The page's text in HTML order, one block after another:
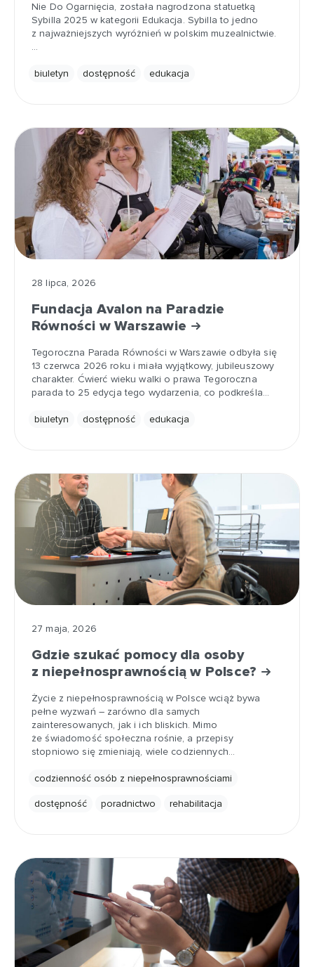
Nie Do Ogarnięcia, została nagrodzona statuetką
Sybilla 2025 w kategorii Edukacja. Sybilla to jedno
z najważniejszych wyróżnień w polskim muzealnictwie.
…
biuletyn dostępność edukacja
28 lipca, 2026
Fundacja Avalon na Paradzie
Równości w Warszawie
Tegoroczna Parada Równości w Warszawie odbyła się
13 czerwca 2026 roku i miała wyjątkowy, jubileuszowy
charakter. Ćwierć wieku walki o prawa Tegoroczna
parada to 25 edycja tego wydarzenia, co podkreśla…
biuletyn dostępność edukacja
27 maja, 2026
Gdzie szukać pomocy dla osoby
z niepełnosprawnością w Polsce?
Życie z niepełnosprawnością w Polsce wciąż bywa
pełne wyzwań – zarówno dla samych
zainteresowanych, jak i ich bliskich. Mimo
że świadomość społeczna rośnie, a przepisy
stopniowo się zmieniają, wiele codziennych…
codzienność osób z niepełnosprawnościami
dostępność poradnictwo rehabilitacja